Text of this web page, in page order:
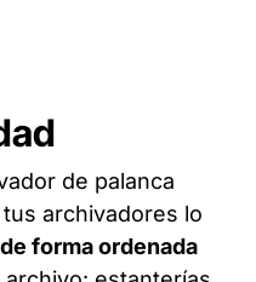
de palanca
archivadores lo
forma ordenada